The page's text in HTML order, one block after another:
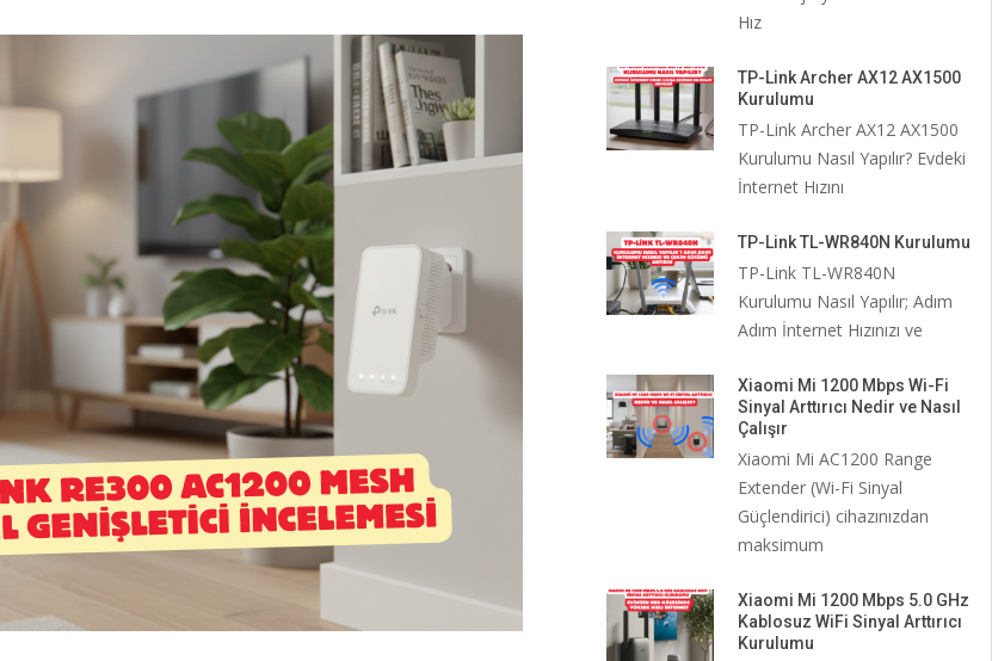
Hız
TP-Link Archer AX12 AX1500
Kurulumu
TP-Link Archer AX12 AX1500
Kurulumu Nasıl Yapılır? Evdeki
İnternet Hızını
TP-Link TL-WR840N Kurulumu
TP-Link TL-WR840N
Kurulumu Nasıl Yapılır; Adım
Adım İnternet Hızınızı ve
Xiaomi Mi 1200 Mbps Wi-Fi
Sinyal Arttırıcı Nedir ve Nasıl
Çalışır
Xiaomi Mi AC1200 Range
Extender (Wi-Fi Sinyal
Güçlendirici) cihazınızdan
maksimum
Xiaomi Mi 1200 Mbps 5.0 GHz
Kablosuz WiFi Sinyal Arttırıcı
Kurulumu